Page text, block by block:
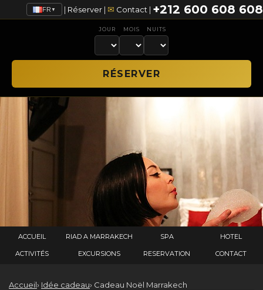
FR ▼ | Réserver | ✉ Contact | +212 600 608 608
JOUR MOIS NUITS
ACCUEIL RIAD A MARRAKECH SPA HOTEL
ACTIVITÉS EXCURSIONS RESERVATION CONTACT
Accueil› Idée cadeau› Cadeau Noël Marrakech